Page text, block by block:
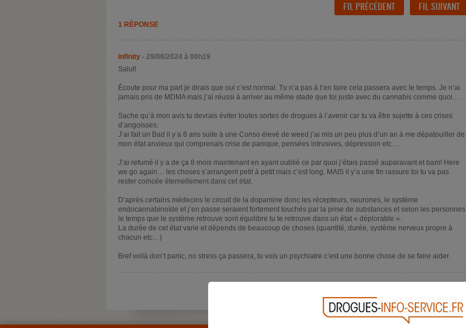
FIL PRÉCÉDENT FIL SUIVANT
1 RÉPONSE
infinity - 29/08/2024 à 00h19
Salut!
Écoute pour ma part je dirais que oui c’est normal. Tu n’a pas à t’en faire cela passera avec le temps. Je n’ai
jamais pris de MDMA mais j’ai réussi à arriver au même stade que toi juste avec du cannabis comme quoi …
Sache qu’à mon avis tu devrais éviter toutes sortes de drogues à l’avenir car tu va être sujette à ces crises
d’angoisses.
J’ai fait un Bad il y a 8 ans suite à une Conso élevé de weed j’ai mis un peu plus d’un an à me dépatouiller de
mon état anxieux qui comprenais crise de panique, pensées intrusives, dépression etc…
J’ai refumé il y a de ça 8 mois maintenant en ayant oublié ce par quoi j’étais passé auparavant et bam! Here
we go again… les choses s’arrangent petit à petit mais c’est long. MAIS il y’a une fin rassure toi tu va pas
rester coincée éternellement dans cet état.
D’après certains médecins le circuit de la dopamine donc les récepteurs, neurones, le système
endocannabinoïde et j’en passe seraient fortement touchés par la prise de substances et selon les personnes
le temps que le système retrouve sont équilibre tu te retrouve dans un état « déplorable ».
La durée de cet état varie et dépends de beaucoup de choses (quantité, durée, système nerveux propre à
chacun etc…)
Bref voilà don’t panic, no stress ça passera, tu vois un psychiatre c’est une bonne chose de se faire aider.